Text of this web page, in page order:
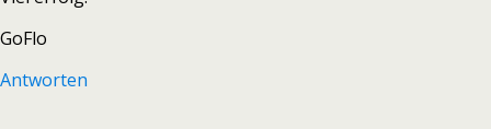
GoFlo
Antworten